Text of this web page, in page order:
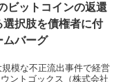
ビットコインの返還
選択肢を債権者に付
ムバーグ
模な不正流出事件で経営
ントゴックス（株式会社